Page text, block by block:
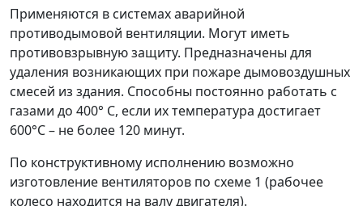
Применяются в системах аварийной
противодымовой вентиляции. Могут иметь
противовзрывную защиту. Предназначены для
удаления возникающих при пожаре дымовоздушных
смесей из здания. Способны постоянно работать с
газами до 400° С, если их температура достигает
600°С – не более 120 минут.
По конструктивному исполнению возможно
изготовление вентиляторов по схеме 1 (рабочее
колесо находится на валу двигателя).